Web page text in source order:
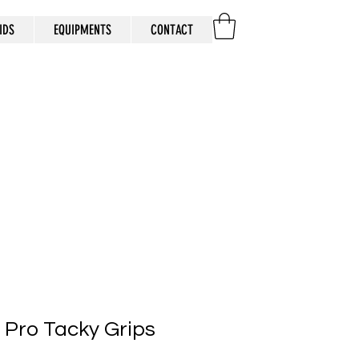
EQUIPMENTS CONTACT
Tacky Grips